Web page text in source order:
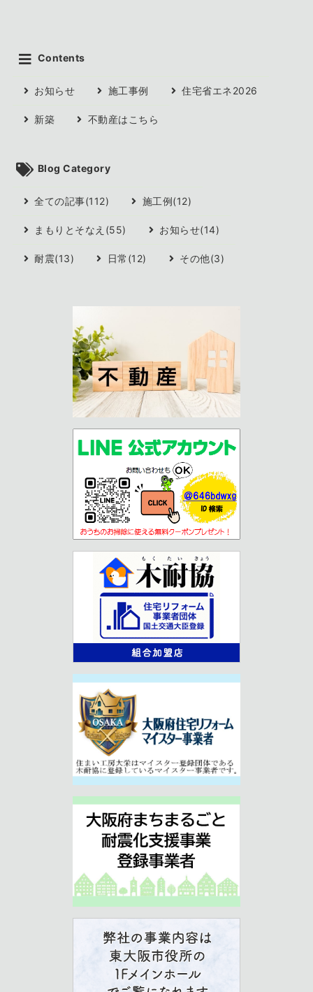
Contents
お知らせ 施工事例 住宅省エネ2026
新築 不動産はこちら
Blog Category
全ての記事(112) 施工例(12)
まもりとそなえ(55) お知らせ(14)
耐震(13) 日常(12) その他(3)